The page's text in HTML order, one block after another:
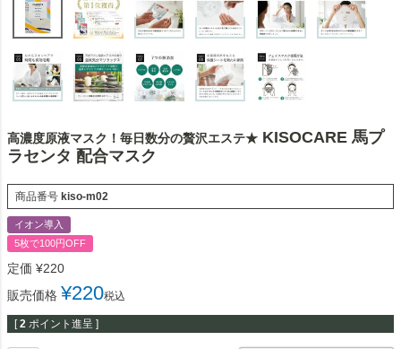
高濃度原液マスク！毎日数分の贅沢エステ★ KISOCARE 馬プ
ラセンタ 配合マスク
商品番号 kiso-m02
イオン導入
5枚で100円OFF
定価 ¥220
販売価格 ¥220税込
[ 2 ポイント進呈 ]